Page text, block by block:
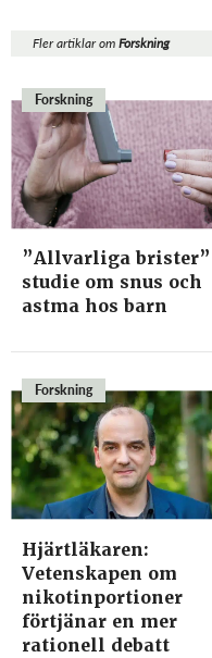
Fler artiklar omForskning
Forskning
”Allvarliga
studie om snus och
astma hos barn
Forskning
Hjärtläkaren:
Vetenskapen om
nikotinportioner
förtjänar en mer
rationell debatt